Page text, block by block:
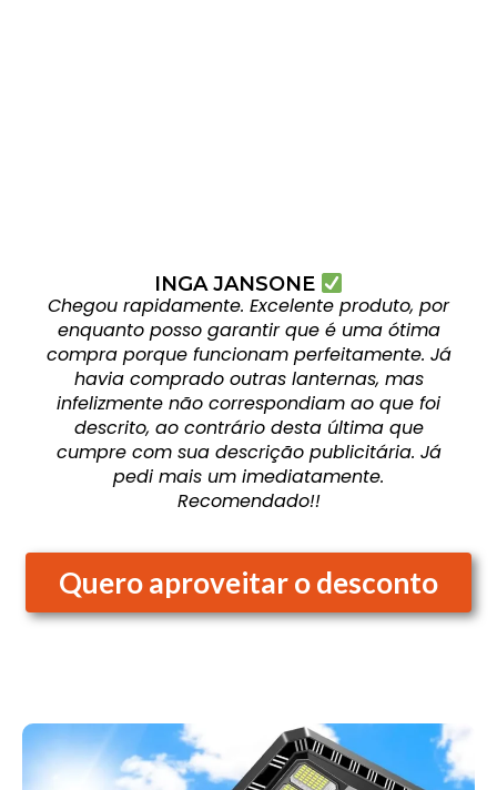
INGA JANSONE
Chegou rapidamente. Excelente produto, por
enquanto posso garantir que é uma ótima
compra porque funcionam perfeitamente. Já
havia comprado outras lanternas, mas
infelizmente não correspondiam ao que foi
descrito, ao contrário desta última que
cumpre com sua descrição publicitária. Já
pedi mais um imediatamente.
Recomendado!!
Quero aproveitar o desconto